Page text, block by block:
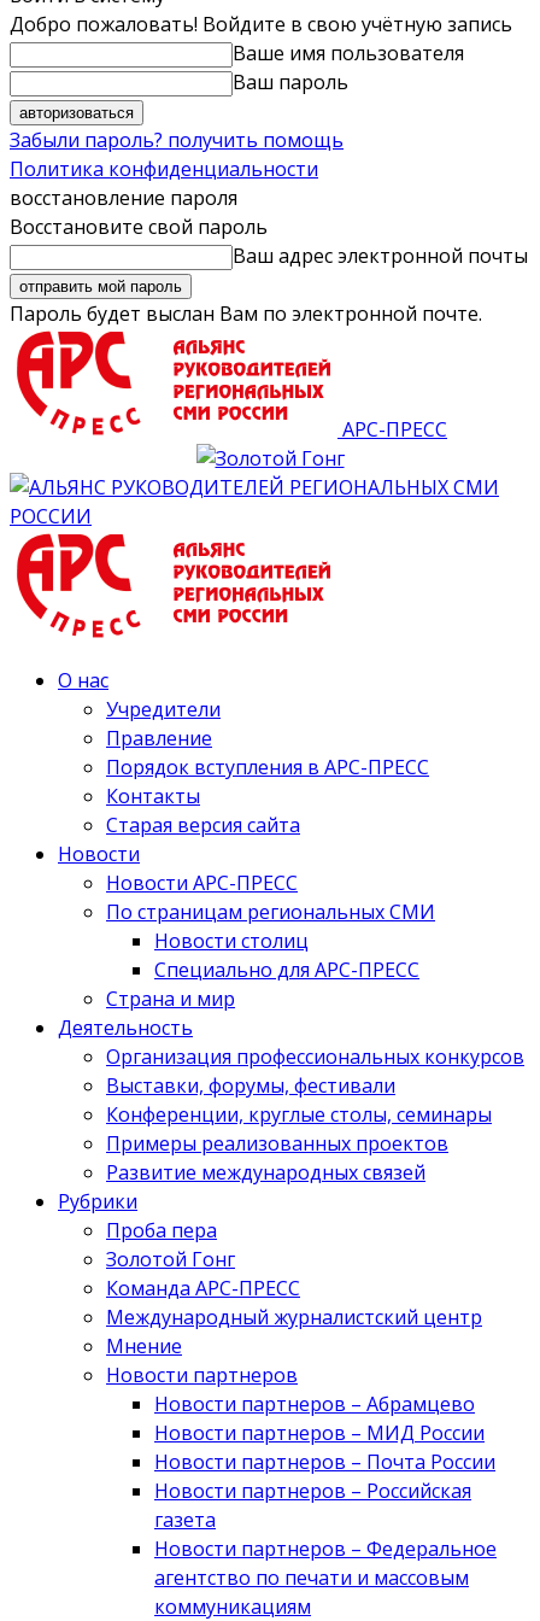
Добро пожаловать! Войдите в свою учётную запись
Ваше имя пользователя
Ваш пароль
Забыли пароль? получить помощь
Политика конфиденциальности
восстановление пароля
Восстановите свой пароль
Ваш адрес электронной почты
Пароль будет выслан Вам по электронной почте.
АРС-ПРЕСС
О нас
Учредители
Правление
Порядок вступления в АРС-ПРЕСС
Контакты
Старая версия сайта
Новости
Новости АРС-ПРЕСС
По страницам региональных СМИ
Новости столиц
Специально для АРС-ПРЕСС
Страна и мир
Деятельность
Организация профессиональных конкурсов
Выставки, форумы, фестивали
Конференции, круглые столы, семинары
Примеры реализованных проектов
Развитие международных связей
Рубрики
Проба пера
Золотой Гонг
Команда АРС-ПРЕСС
Международный журналистский центр
Мнение
Новости партнеров
Новости партнеров – Абрамцево
Новости партнеров – МИД России
Новости партнеров – Почта России
Новости партнеров – Российская
газета
Новости партнеров – Федеральное
агентство по печати и массовым
коммуникациям